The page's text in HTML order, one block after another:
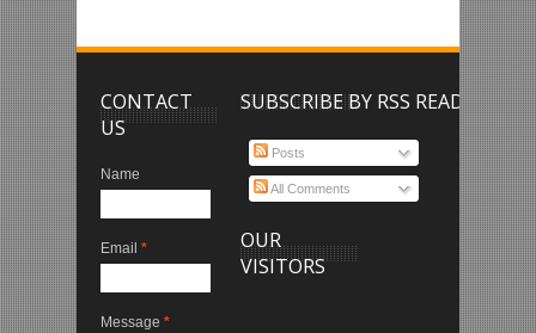
CONTACT
US
Name
Email *
Message *
SUBSCRIBE BY RSS READER
Posts
All Comments
OUR
VISITORS